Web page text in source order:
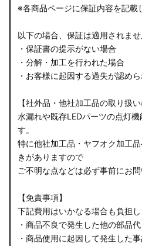
※各商品ページに保証内容を記載
以下の場合、保証は適用されませ
・保証書の提示がない場合
・分解・加工を行われた場合
・お客様に起因する過失が認め
【社外品・他社加工品の取り扱い
水漏れや既存LEDパーツの点灯
す。
特に他社加工品・ヤフオク加工
きがありますので
ご不明な点などは必ず事前にお問
【免責事項】
下記費用はいかなる場合も負担し
・商品不良で発生した他の部品
・商品使用に起因して発生した